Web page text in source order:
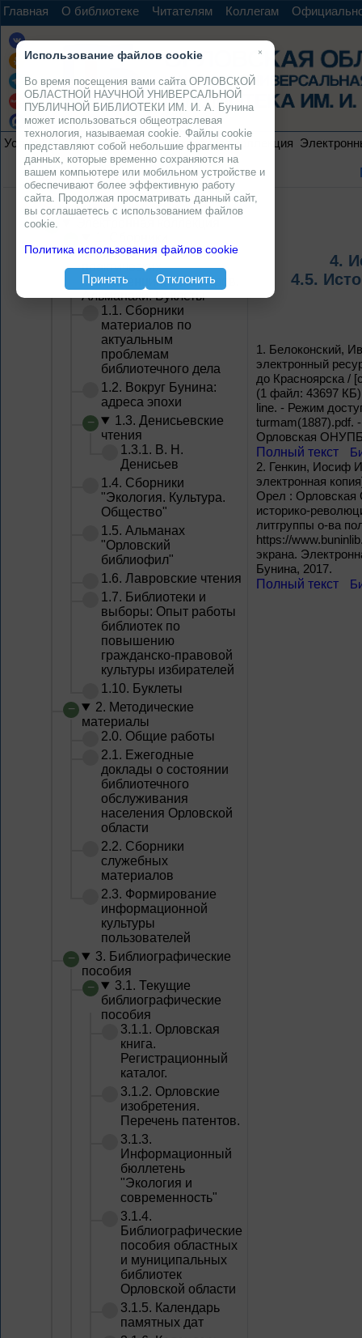
Главная О библиотеке Читателям Коллегам
Услуги Ресурсы Проекты Электронная коллекция
материалов научно-
практических
конференций, семинаров.
Альманахи. Буклеты
1.1. Сборники
материалов по
актуальным
проблемам
библиотечного дела
1.2. Вокруг Бунина:
адреса эпохи
1.3. Денисьевские
чтения
1.3.1. В. Н.
Денисьев
1.4. Сборники
"Экология. Культура.
Общество"
1.5. Альманах
"Орловский
библиофил"
1.6. Лавровские чтения
1.7. Библиотеки и
выборы: Опыт работы
библиотек по
повышению
гражданско-правовой
культуры избирателей
1.10. Буклеты
2. Методические
материалы
2.0. Общие работы
2.1. Ежегодные
доклады о состоянии
библиотечного
обслуживания
населения Орловской
области
2.2. Сборники
служебных
материалов
2.3. Формирование
информационной
культуры
пользователей
3. Библиографические
пособия
3.1. Текущие
библиографические
пособия
3.1.1. Орловская
книга.
Регистрационный
каталог.
3.1.2. Орловские
изобретения.
Перечень патентов.
3.1.3.
Информационный
бюллетень
"Экология и
современность"
3.1.4.
Библиографические
пособия областных
и муниципальных
библиотек
Орловской области
3.1.5. Календарь
памятных дат
4.
4.5.
1. Белоконский,
электронный
до Красноярска /
(1 файл: 43697
line. - Режим
turmam(1887).pdf.
Орловская
Полный текст
2. Генкин, Иосиф
электронная
Орел :
историко-
литгруппы о-ва
https://
экрана.
Бунина, 2017.
Полный текст
×
Использование файлов cookie
Во время посещения вами сайта ОРЛОВСКОЙ
ОБЛАСТНОЙ НАУЧНОЙ УНИВЕРСАЛЬНОЙ
ПУБЛИЧНОЙ БИБЛИОТЕКИ ИМ. И. А. Бунина
может использоваться общеотраслевая
технология, называемая cookie. Файлы cookie
представляют собой небольшие фрагменты
данных, которые временно сохраняются на
вашем компьютере или мобильном устройстве и
обеспечивают более эффективную работу
сайта. Продолжая просматривать данный сайт,
вы соглашаетесь с использованием файлов
cookie.
Политика использования файлов cookie
Принять Отклонить